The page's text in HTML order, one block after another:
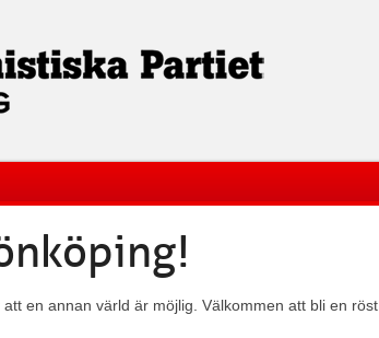
en annan värld är möjlig. Välkommen att bli en röst